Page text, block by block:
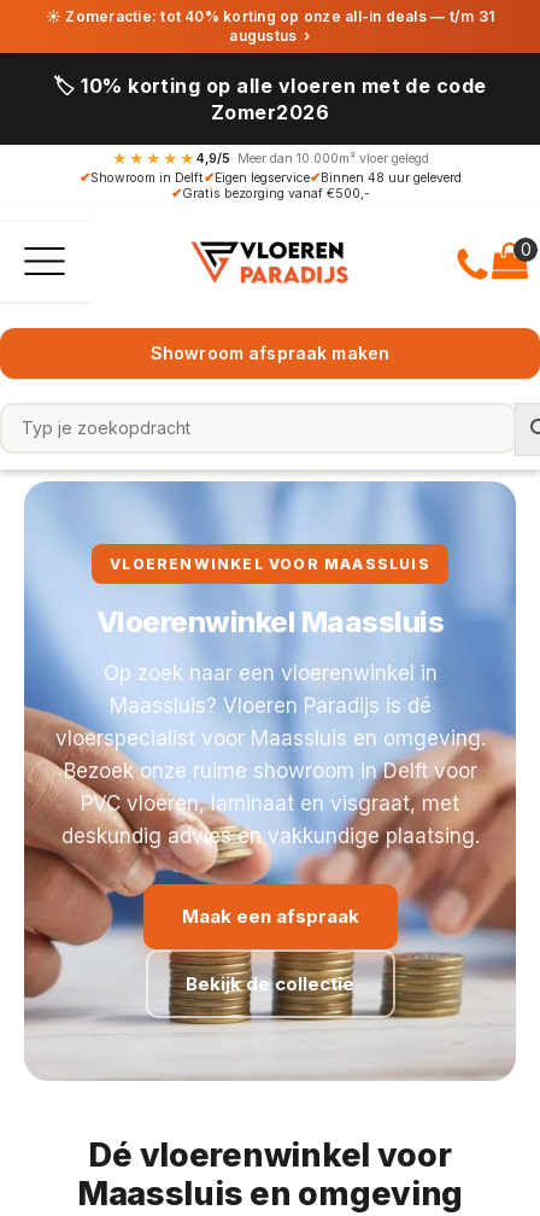
☀ Zomeractie: tot 40% korting op onze all-in deals — t/m 31
augustus ›
🏷️ 10% korting op alle vloeren met de code
Zomer2026
★★★★★ 4,9/5· Meer dan 10.000m² vloer gelegd
✔Showroom in Delft✔Eigen legservice✔Binnen 48 uur geleverd
✔Gratis bezorging vanaf €500,-
Showroom afspraak maken
VLOERENWINKEL VOOR MAASSLUIS
Vloerenwinkel Maassluis
Op zoek naar een vloerenwinkel in
Maassluis? Vloeren Paradijs is dé
vloerspecialist voor Maassluis en omgeving.
Bezoek onze ruime showroom in Delft voor
PVC vloeren, laminaat en visgraat, met
deskundig advies en vakkundige plaatsing.
Maak een afspraak
Bekijk de collectie
Dé vloerenwinkel voor
Maassluis en omgeving